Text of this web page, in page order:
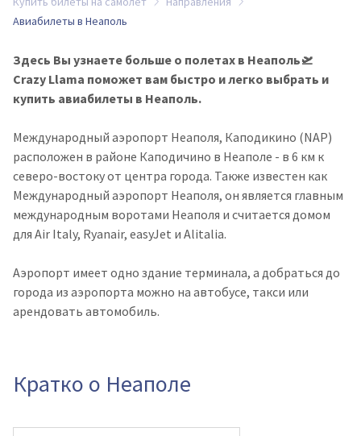
Авиабилеты в Неаполь
Здесь Вы узнаете больше о полетах в Неаполь🛫
Crazy Llama поможет вам быстро и легко выбрать и
купить авиабилеты в Неаполь.
Международный аэропорт Неаполя, Каподикино (NAP)
расположен в районе Каподичино в Неаполе - в 6 км к
северо-востоку от центра города. Также известен как
Международный аэропорт Неаполя, он является главным
международным воротами Неаполя и считается домом
для Air Italy, Ryanair, easyJet и Alitalia.
Аэропорт имеет одно здание терминала, а добраться до
города из аэропорта можно на автобусе, такси или
арендовать автомобиль.
Кратко о Неаполе